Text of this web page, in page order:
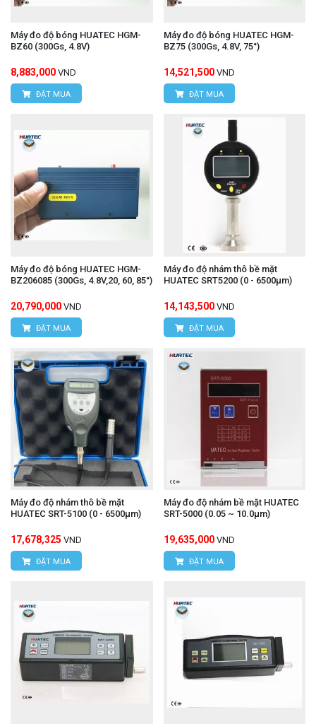
Máy đo độ bóng HUATEC HGM-
BZ60 (300Gs, 4.8V)
8,883,000 VND
ĐẶT MUA
Máy đo độ bóng HUATEC HGM-
BZ75 (300Gs, 4.8V, 75°)
14,521,500 VND
ĐẶT MUA
Máy đo độ bóng HUATEC HGM-
BZ206085 (300Gs, 4.8V,20, 60, 85°)
20,790,000 VND
ĐẶT MUA
Máy đo độ nhám thô bề mặt
HUATEC SRT5200 (0 - 6500μm)
14,143,500 VND
ĐẶT MUA
Máy đo độ nhám thô bề mặt
HUATEC SRT-5100 (0 - 6500μm)
17,678,325 VND
ĐẶT MUA
Máy đo độ nhám bề mặt HUATEC
SRT-5000 (0.05 ~ 10.0μm)
19,635,000 VND
ĐẶT MUA